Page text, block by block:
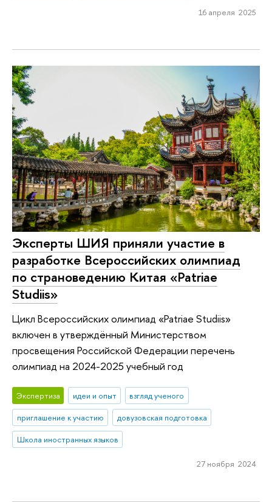
16 апреля 2025
Эксперты ШИЯ приняли участие в
разработке Всероссийских олимпиад
по страноведению Китая «Patriae
Studiis»
Цикл Всероссийских олимпиад «Patriae Studiis»
включен в утверждённый Министерством
просвещения Российской Федерации перечень
олимпиад на 2024-2025 учебный год
Экспертиза идеи и опыт
взгляд ученого
приглашение к участию
довузовская подготовка
Школа иностранных языков
27 ноября 2024